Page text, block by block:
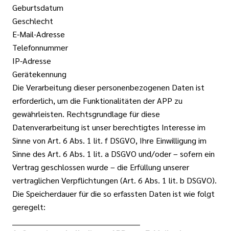
Geburtsdatum
Geschlecht
E-Mail-Adresse
Telefonnummer
IP-Adresse
Gerätekennung
Die Verarbeitung dieser personenbezogenen Daten ist
erforderlich, um die Funktionalitäten der APP zu
gewährleisten. Rechtsgrundlage für diese
Datenverarbeitung ist unser berechtigtes Interesse im
Sinne von Art. 6 Abs. 1 lit. f DSGVO, Ihre Einwilligung im
Sinne des Art. 6 Abs. 1 lit. a DSGVO und/oder – sofern ein
Vertrag geschlossen wurde – die Erfüllung unserer
vertraglichen Verpflichtungen (Art. 6 Abs. 1 lit. b DSGVO).
Die Speicherdauer für die so erfassten Daten ist wie folgt
geregelt: